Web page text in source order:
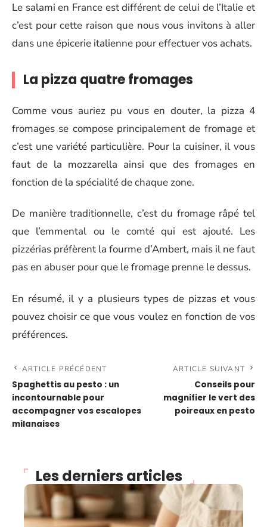
Le salami en France est différent de celui de l’Italie et
c’est pour cette raison que nous vous invitons à aller
dans une épicerie italienne pour effectuer vos achats.
La pizza quatre fromages
Comme vous auriez pu vous en douter, la pizza 4
fromages se compose principalement de fromage et
c’est une variété particulière. Pour la cuisiner, il vous
faut de la mozzarella ainsi que des fromages en
fonction de la spécialité de chaque zone.
De manière traditionnelle, c’est du fromage râpé tel
que l’emmental ou le comté qui est ajouté. Les
pizzérias préfèrent la fourme d’Ambert, mais il ne faut
pas en abuser pour que le fromage prenne le dessus.
En résumé, il y a plusieurs types de pizzas et vous
pouvez choisir ce que vous voulez en fonction de vos
préférences.
ARTICLE PRÉCÉDENT
Spaghettis au pesto : un
incontournable pour
accompagner vos escalopes
milanaises
ARTICLE SUIVANT
Conseils pour
magnifier le vert des
poireaux en pesto
Les derniers articles